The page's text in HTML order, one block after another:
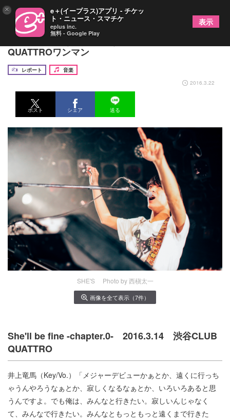
SHE’Sが新たな旅立ちをうたった、涙と歓喜の
QUATTROワンマン
レポート
音楽
2016.3.22
ポスト シェア 送る
SHE'S Photo by 西槇太一
画像を全て表示（7件）
She'll be fine -chapter.0- 2016.3.14 渋谷CLUB
QUATTRO
井上竜馬（Key/Vo.）「メジャーデビューかぁとか、遠くに行っち
ゃうんやろうなぁとか、寂しくなるなぁとか、いろいろあると思
うんですよ。でも俺は、みんなと行きたい。寂しいんじゃなく
て、みんなで行きたい。みんなともっともっと遠くまで行きた
× e＋(イープラス)アプリ - チケッ
ト・ニュース・スマチケ
eplus inc.
無料 - Google Play
表示